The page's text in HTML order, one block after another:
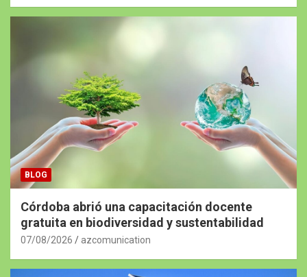
BLOG
Córdoba abrió una capacitación docente
gratuita en biodiversidad y sustentabilidad
07/08/2026 azcomunication